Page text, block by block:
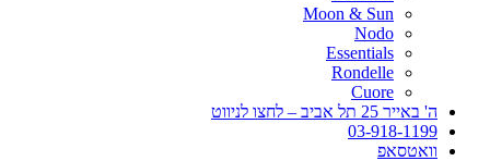
Moon & Sun
Nodo
Essentials
Rondelle
Cuore
ה' באייר 25 תל אביב – לחצו לניווט
03-918-1199
וואטסאפ